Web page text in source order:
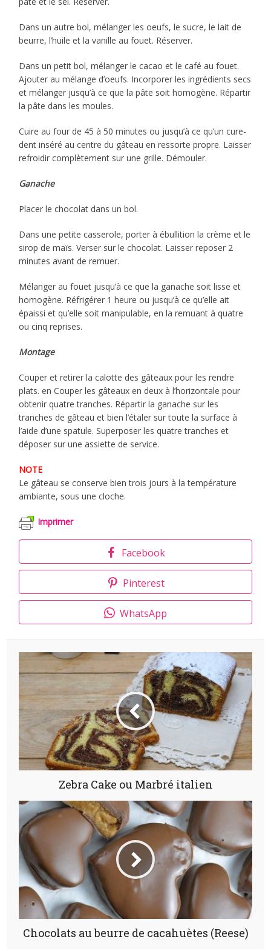
Dans un autre bol, mélanger les oeufs, le sucre, le lait de
beurre, l’huile et la vanille au fouet. Réserver.
Dans un petit bol, mélanger le cacao et le café au fouet.
Ajouter au mélange d’oeufs. Incorporer les ingrédients secs
et mélanger jusqu’à ce que la pâte soit homogène. Répartir
la pâte dans les moules.
Cuire au four de 45 à 50 minutes ou jusqu’à ce qu’un cure-
dent inséré au centre du gâteau en ressorte propre. Laisser
refroidir complètement sur une grille. Démouler.
Ganache
Placer le chocolat dans un bol.
Dans une petite casserole, porter à ébullition la crème et le
sirop de maïs. Verser sur le chocolat. Laisser reposer 2
minutes avant de remuer.
Mélanger au fouet jusqu’à ce que la ganache soit lisse et
homogène. Réfrigérer 1 heure ou jusqu’à ce qu’elle ait
épaissi et qu’elle soit manipulable, en la remuant à quatre
ou cinq reprises.
Montage
Couper et retirer la calotte des gâteaux pour les rendre
plats. en Couper les gâteaux en deux à l’horizontale pour
obtenir quatre tranches. Répartir la ganache sur les
tranches de gâteau et bien l’étaler sur toute la surface à
l’aide d’une spatule. Superposer les quatre tranches et
déposer sur une assiette de service.
NOTE
Le gâteau se conserve bien trois jours à la température
ambiante, sous une cloche.
Imprimer
Facebook
Pinterest
WhatsApp
Zebra Cake ou Marbré italien
Chocolats au beurre de cacahuètes (Reese)